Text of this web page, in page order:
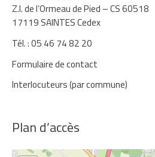
Z.I. de l’Ormeau de Pied – CS 60518
17119 SAINTES Cedex
Tél. : 05 46 74 82 20
Formulaire de contact
Interlocuteurs (par commune)
Plan d’accès